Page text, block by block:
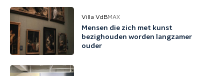
Villa VdBMAX
Mensen die zich met kunst
bezighouden worden langzamer
ouder